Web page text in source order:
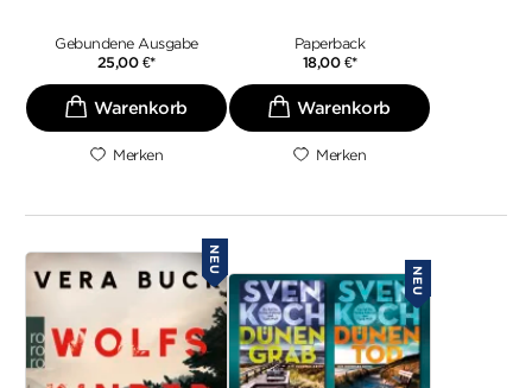
Gebundene Ausgabe
25,00 €*
Merken
Paperback
18,00 €*
Merken
NEU
NEU